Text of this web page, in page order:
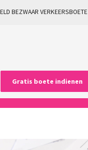
BEZWAAR VERKEERSBOETE
Gratis boete indienen